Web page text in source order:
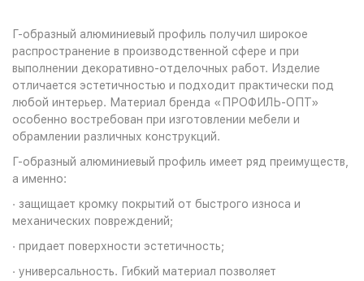
Г-образный алюминиевый профиль получил широкое
распространение в производственной сфере и при
выполнении декоративно-отделочных работ. Изделие
отличается эстетичностью и подходит практически под
любой интерьер. Материал бренда «ПРОФИЛЬ-ОПТ»
особенно востребован при изготовлении мебели и
обрамлении различных конструкций.
Г-образный алюминиевый профиль имеет ряд преимуществ,
а именно:
· защищает кромку покрытий от быстрого износа и
механических повреждений;
· придает поверхности эстетичность;
· универсальность. Гибкий материал позволяет